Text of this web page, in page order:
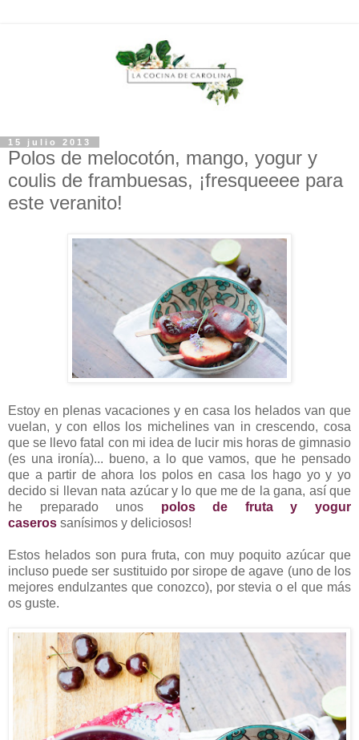
15 julio 2013
Polos de melocotón, mango, yogur y
coulis de frambuesas, ¡fresqueeee para
este veranito!
Estoy en plenas vacaciones y en casa los helados van que
vuelan, y con ellos los michelines van in crescendo, cosa
que se llevo fatal con mi idea de lucir mis horas de gimnasio
(es una ironía)... bueno, a lo que vamos, que he pensado
que a partir de ahora los polos en casa los hago yo y yo
decido si llevan nata azúcar y lo que me de la gana, así que
he preparado unos polos de fruta y yogur
caseros sanísimos y deliciosos!
Estos helados son pura fruta, con muy poquito azúcar que
incluso puede ser sustituido por sirope de agave (uno de los
mejores endulzantes que conozco), por stevia o el que más
os guste.